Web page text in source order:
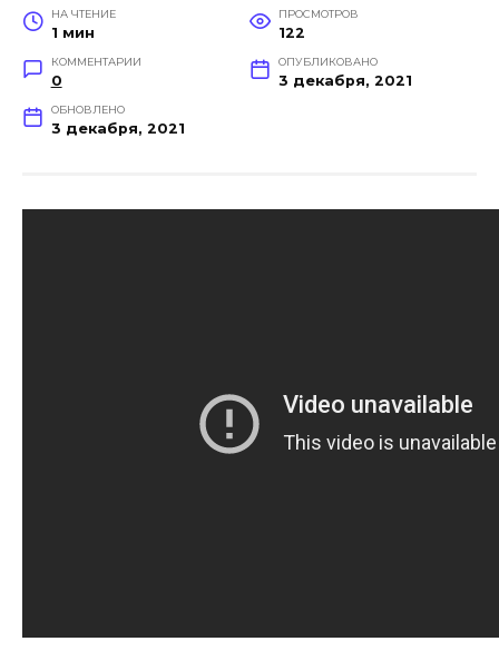
НА ЧТЕНИЕ
1 мин
ПРОСМОТРОВ
122
КОММЕНТАРИИ
0
ОПУБЛИКОВАНО
3 декабря, 2021
ОБНОВЛЕНО
3 декабря, 2021